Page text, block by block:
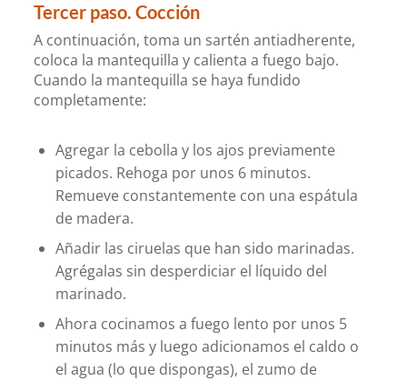
Tercer paso. Cocción
A continuación, toma un sartén antiadherente,
coloca la mantequilla y calienta a fuego bajo.
Cuando la mantequilla se haya fundido
completamente:
Agregar la cebolla y los ajos previamente
picados. Rehoga por unos 6 minutos.
Remueve constantemente con una espátula
de madera.
Añadir las ciruelas que han sido marinadas.
Agrégalas sin desperdiciar el líquido del
marinado.
Ahora cocinamos a fuego lento por unos 5
minutos más y luego adicionamos el caldo o
el agua (lo que dispongas), el zumo de